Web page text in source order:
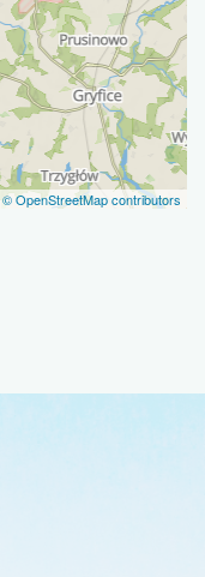
© OpenStreetMap contributors